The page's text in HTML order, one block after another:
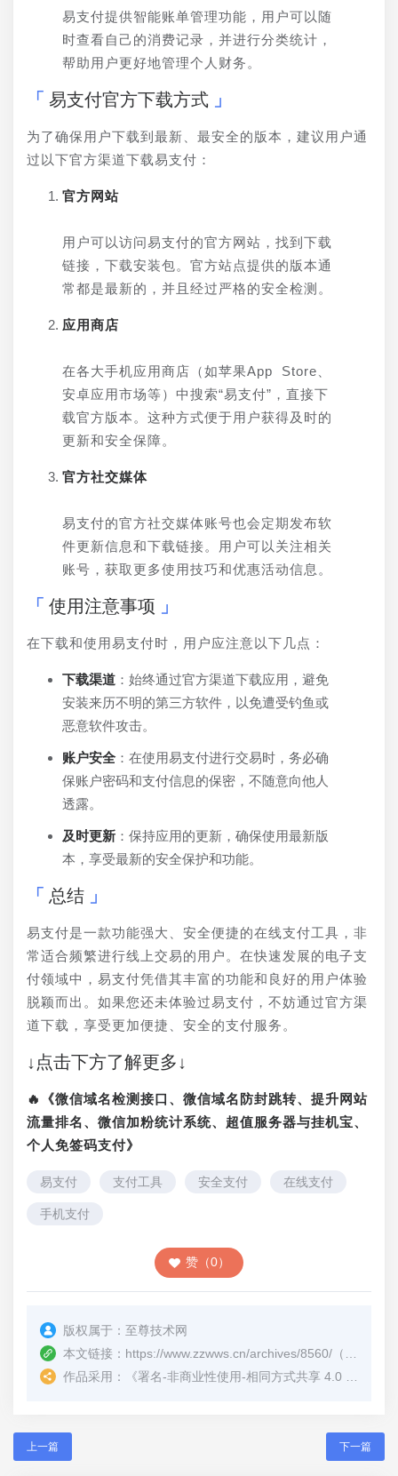
易支付提供智能账单管理功能，用户可以随
时查看自己的消费记录，并进行分类统计，
帮助用户更好地管理个人财务。
易支付官方下载方式
为了确保用户下载到最新、最安全的版本，建议用户通
过以下官方渠道下载易支付：
官方网站
用户可以访问易支付的官方网站，找到下载
链接，下载安装包。官方站点提供的版本通
常都是最新的，并且经过严格的安全检测。
应用商店
在各大手机应用商店（如苹果App Store、
安卓应用市场等）中搜索“易支付”，直接下
载官方版本。这种方式便于用户获得及时的
更新和安全保障。
官方社交媒体
易支付的官方社交媒体账号也会定期发布软
件更新信息和下载链接。用户可以关注相关
账号，获取更多使用技巧和优惠活动信息。
使用注意事项
在下载和使用易支付时，用户应注意以下几点：
下载渠道 ：始终通过官方渠道下载应用，避免
安装来历不明的第三方软件，以免遭受钓鱼或
恶意软件攻击。
账户安全：在使用易支付进行交易时，务必确
保账户密码和支付信息的保密，不随意向他人
透露。
及时更新 ：保持应用的更新，确保使用最新版
本，享受最新的安全保护和功能。
总结
易支付是一款功能强大、安全便捷的在线支付工具，非
常适合频繁进行线上交易的用户。在快速发展的电子支
付领域中，易支付凭借其丰富的功能和良好的用户体验
脱颖而出。如果您还未体验过易支付，不妨通过官方渠
道下载，享受更加便捷、安全的支付服务。
↓点击下方了解更多↓
🔥《微信域名检测接口、微信域名防封跳转、提升网站
流量排名、微信加粉统计系统、超值服务器与挂机宝、
个人免签码支付》
易支付 支付工具 安全支付 在线支付
手机支付
赞（0）
版权属于： 至尊技术网
本文链接： https://www.zzwws.cn/archives/8560/ （转载时请注明本文出处及文章链接）
作品采用：
《署名-非商业性使用-相同方式共享 4.0 国际 (CC BY-NC-SA 4.0)
上一篇 下一篇